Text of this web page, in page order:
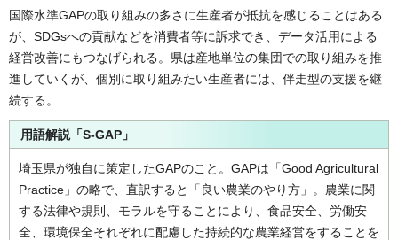
国際水準GAPの取り組みの多さに生産者が抵抗を感じることはある
が、SDGsへの貢献などを消費者等に訴求でき、データ活用による
経営改善にもつなげられる。県は産地単位の集団での取り組みを推
進していくが、個別に取り組みたい生産者には、伴走型の支援を継
続する。
用語解説「S-GAP」
埼玉県が独自に策定したGAPのこと。GAPは「Good Agricultural
Practice」の略で、直訳すると「良い農業のやり方」。農業に関
する法律や規則、モラルを守ることにより、食品安全、労働安
全、環境保全それぞれに配慮した持続的な農業経営をすることを